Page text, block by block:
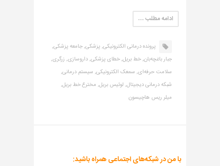
ادامه مطلب …
پرونده درمانی الکترونیکی,پزشکی,جامعه پزشکی,
جبار باغچه‌بان,خط بریل,خطای پزشکی,داروسازی, زرگری,
سلامت حرفه‌ای, سمعک الکترونیکی, سیستم درمانی,
شبکه درمانی دیجیتال, لوئیس بریل, مخترع خط بریل,
میلر ریس هاچیسون
با من در شبکه‌های اجتماعی همراه باشید: